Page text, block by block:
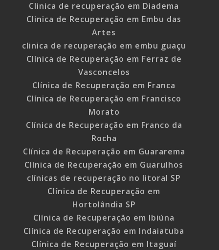
Clinica de recuperação em Diadema
Clinica de Recuperação em Embu das
Artes
clinica de recuperação em embu guaçu
Clínica de Recuperação em Ferraz de
Vasconcelos
Clínica de Recuperação em Franca
Clínica de Recuperação em Francisco
Morato
Clínica de Recuperação em Franco da
Rocha
Clínica de Recuperação em Guararema
Clínica de Recuperação em Guarulhos
clínicas de recuperação no litoral SP
Clínica de Recuperação em
Hortolândia SP
Clínica de Recuperação em Ibiúna
Clínica de Recuperação em Indaiatuba
Clínica de Recuperação em Itaguaí